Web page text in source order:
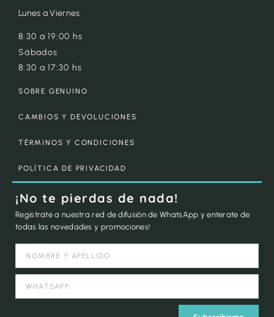
Lunes a Viernes
8:30 a 19:00 hs
Sábados
8:30 a 17:30 hs
SOBRE GENUINO
CAMBIOS Y DEVOLUCIONES
TÉRMINOS Y CONDICIONES
POLÍTICA DE PRIVACIDAD
¡No te pierdas de nada!
Registrate a nuestra red de difusión de WhatsApp y enterate de
todas las novedades y promociones!